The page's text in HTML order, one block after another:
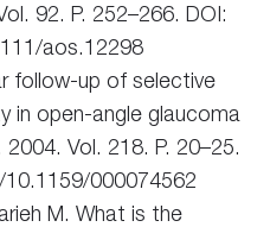
92. P. 252–266. DOI:
aos.12298
follow-up of selective
in open-angle glaucoma
Vol. 218. P. 20–25.
000074562
M. What is the